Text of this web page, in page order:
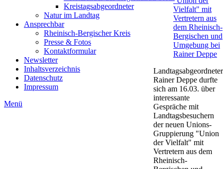
Kreistagsabgeordneter
Natur im Landtag
Ansprechbar
Rheinisch-Bergischer Kreis
Presse & Fotos
Kontaktformular
Newsletter
Inhaltsverzeichnis
Datenschutz
Impressum
Menü
Landtagsabgeordneter
Rainer Deppe durfte
sich am 16.03. über
interessante
Gespräche mit
Landtagsbesuchern
der neuen Unions-
Gruppierung "Union
der Vielfalt" mit
Vertretern aus dem
Rheinisch-